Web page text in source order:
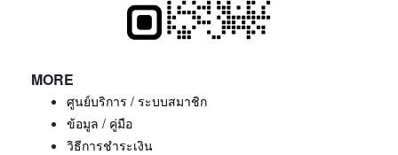
MORE
ศูนย์บริการ / ระบบสมาชิก
ข้อมูล / คู่มือ
วิธีการชำระเงิน